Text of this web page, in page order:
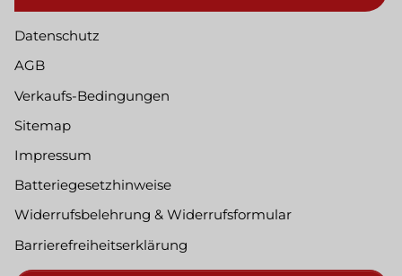
Datenschutz
AGB
Verkaufs-Bedingungen
Sitemap
Impressum
Batteriegesetzhinweise
Widerrufsbelehrung & Widerrufsformular
Barrierefreiheitserklärung